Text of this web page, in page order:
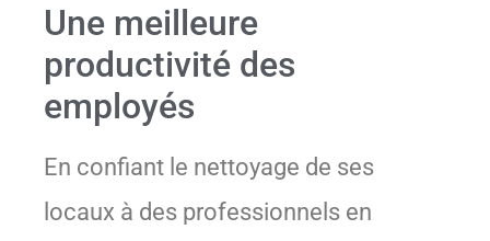
Une meilleure
productivité des
employés
En confiant le nettoyage de ses
locaux à des professionnels en